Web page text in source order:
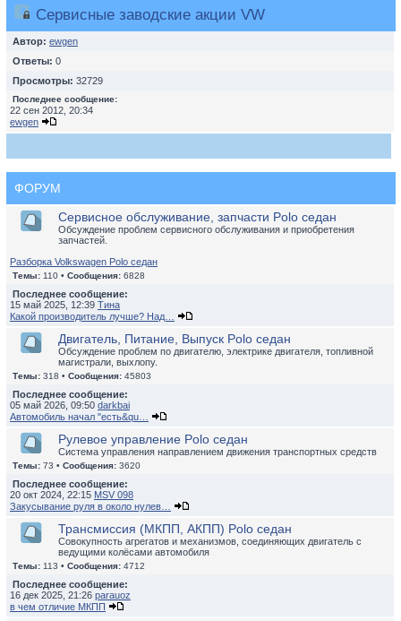
Сервисные заводские акции VW
Автор: ewgen
Ответы: 0
Просмотры: 32729
Последнее сообщение:
22 сен 2012, 20:34
ewgen
ФОРУМ
Сервисное обслуживание, запчасти Polo седан
Обсуждение проблем сервисного обслуживания и приобретения
запчастей.
Разборка Volkswagen Polo седан
Темы: 110 • Сообщения: 6828
Последнее сообщение:
15 май 2025, 12:39 Тина
Какой производитель лучше? Над…
Двигатель, Питание, Выпуск Polo седан
Обсуждение проблем по двигателю, электрике двигателя, топливной
магистрали, выхлопу.
Темы: 318 • Сообщения: 45803
Последнее сообщение:
05 май 2026, 09:50 darkbai
Автомобиль начал "есть&qu…
Рулевое управление Polo седан
Система управления направлением движения транспортных средств
Темы: 73 • Сообщения: 3620
Последнее сообщение:
20 окт 2024, 22:15 MSV 098
Закусывание руля в около нулев…
Трансмиссия (МКПП, АКПП) Polo седан
Совокупность агрегатов и механизмов, соединяющих двигатель с
ведущими колёсами автомобиля
Темы: 113 • Сообщения: 4712
Последнее сообщение:
16 дек 2025, 21:26 parauoz
в чем отличие МКПП